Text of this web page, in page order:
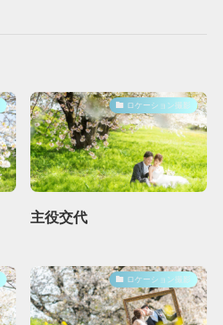
ロケーション撮影
主役交代
ロケーション撮影